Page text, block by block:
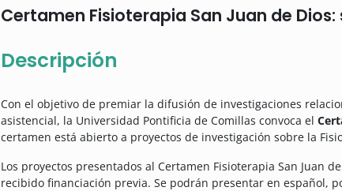
Certamen Fisioterapia San Juan de
Descripción
Con el objetivo de premiar la difusión de investigaciones
asistencial, la Universidad Pontificia de Comillas convoca el
certamen está abierto a proyectos de investigación sobre la
Los proyectos presentados al Certamen Fisioterapia San Juan
recibido financiación previa. Se podrán presentar en español,